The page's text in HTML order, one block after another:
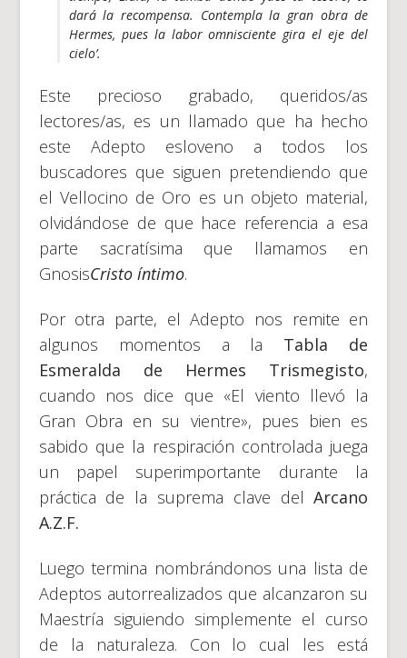
dará la recompensa. Contempla la gran obra de
Hermes, pues la labor omnisciente gira el eje del
cielo’.
Este precioso grabado, queridos/as
lectores/as, es un llamado que ha hecho
este Adepto esloveno a todos los
buscadores que siguen pretendiendo que
el Vellocino de Oro es un objeto material,
olvidándose de que hace referencia a esa
parte sacratísima que llamamos en
GnosisCristo íntimo.
Por otra parte, el Adepto nos remite en
algunos momentos a la Tabla de
Esmeralda de Hermes Trismegisto,
cuando nos dice que «El viento llevó la
Gran Obra en su vientre», pues bien es
sabido que la respiración controlada juega
un papel superimportante durante la
práctica de la suprema clave delArcano
A.Z.F.
Luego termina nombrándonos una lista de
Adeptos autorrealizados que alcanzaron su
Maestría siguiendo simplemente el curso
de la naturaleza. Con lo cual les está